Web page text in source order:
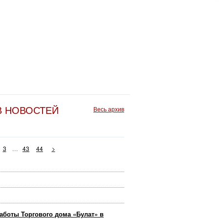
НОВОСТЕЙ Весь архив
3 ... 43 44 >
Торгового дома «Булат» в